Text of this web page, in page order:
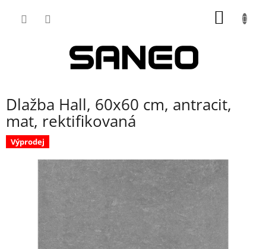
Dlažba Hall, 60x60 cm, antracit,
mat, rektifikovaná
Výprodej